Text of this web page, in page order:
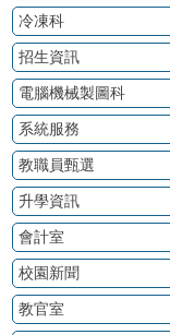
冷凍科
招生資訊
電腦機械製圖科
系統服務
教職員甄選
升學資訊
會計室
校園新聞
教官室